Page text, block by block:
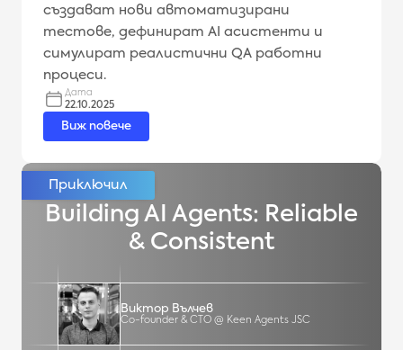
създават нови автоматизирани
тестове, дефинират AI асистенти и
симулират реалистични QA работни
процеси.
Дата
22.10.2025
Виж повече
Building AI Agents: Reliable
& Consistent
Виктор Вълчев
Co-founder & CTO @ Keen Agents JSC